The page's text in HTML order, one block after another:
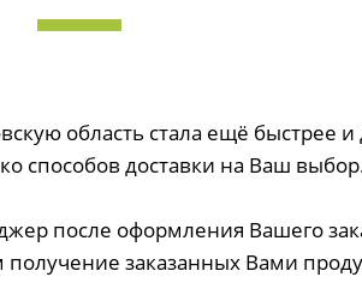
область стала ещё быстрее
способов доставки на Ваш
после оформления Вашего
заказанных Вами